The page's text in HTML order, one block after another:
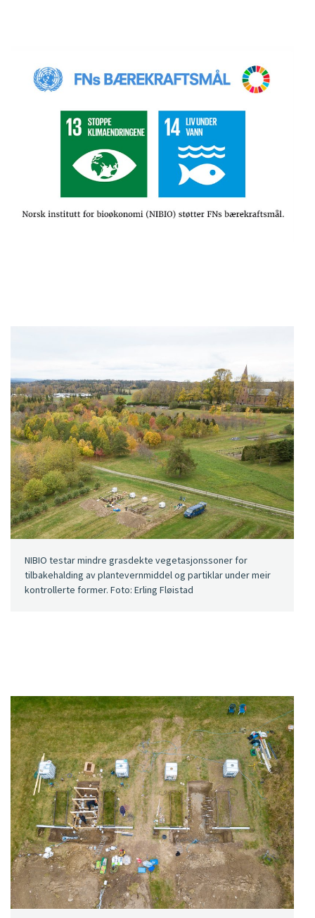
NIBIO testar mindre grasdekte vegetasjonssoner for
tilbakehalding av plantevernmiddel og partiklar under meir
kontrollerte former. Foto: Erling Fløistad